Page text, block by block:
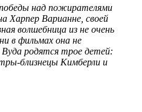
победы над пожирателями
Харпер Варианне, своей
волшебница из не очень
в фильмах она не
родятся трое детей:
близнецы Кимберли и